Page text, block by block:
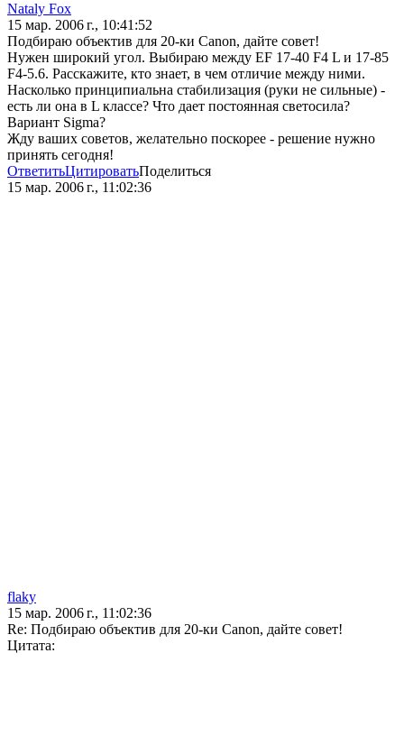
Nataly Fox
15 мар. 2006 г., 10:41:52
Подбираю объектив для 20-ки Canon, дайте совет!
Нужен широкий угол. Выбираю между EF 17-40 F4 L и 17-85
F4-5.6. Расскажите, кто знает, в чем отличие между ними.
Насколько принципиальна стабилизация (руки не сильные) -
есть ли она в L классе? Что дает постоянная светосила?
Вариант Sigma?
Жду ваших советов, желательно поскорее - решение нужно
принять сегодня!
ОтветитьЦитироватьПоделиться
15 мар. 2006 г., 11:02:36
flaky
15 мар. 2006 г., 11:02:36
Re: Подбираю объектив для 20-ки Canon, дайте совет!
Цитата: